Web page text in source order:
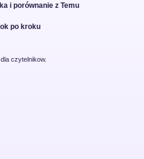
i porównanie z Temu
po kroku
czytelnikow.